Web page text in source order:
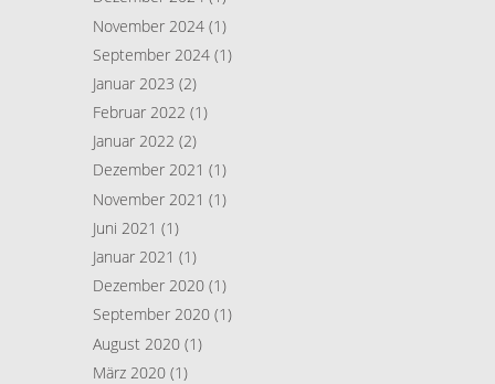
November 2024 (1)
September 2024 (1)
Januar 2023 (2)
Februar 2022 (1)
Januar 2022 (2)
Dezember 2021 (1)
November 2021 (1)
Juni 2021 (1)
Januar 2021 (1)
Dezember 2020 (1)
September 2020 (1)
August 2020 (1)
März 2020 (1)